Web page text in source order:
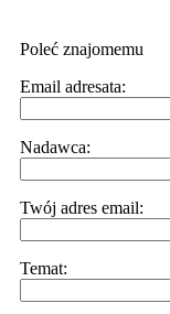
Poleć znajomemu
Email adresata:
Nadawca:
Twój adres email:
Temat: